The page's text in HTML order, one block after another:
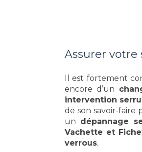
Assurer votre
Il est fortement
encore d’un
intervention
de son savoir-faire
un dépannage
Vachette et
verrous.